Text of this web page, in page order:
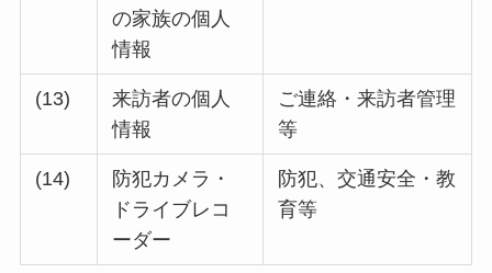
の家族の個人
情報
(13)
来訪者の個人
情報
ご連絡・来訪者管理
等
(14)
防犯カメラ・
ドライブレコ
ーダー
防犯、交通安全・教
育等